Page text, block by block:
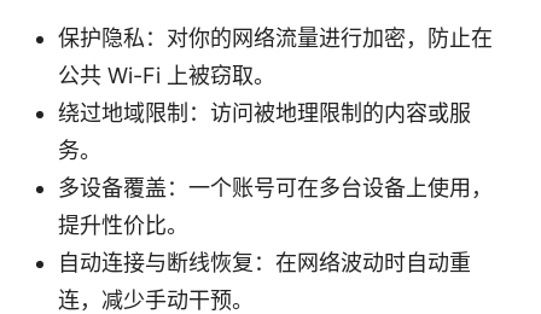
保护隐私：对你的网络流量进行加密，防止在
公共 Wi-Fi 上被窃取。
绕过地域限制：访问被地理限制的内容或服
务。
多设备覆盖：一个账号可在多台设备上使用，
提升性价比。
自动连接与断线恢复：在网络波动时自动重
连，减少手动干预。